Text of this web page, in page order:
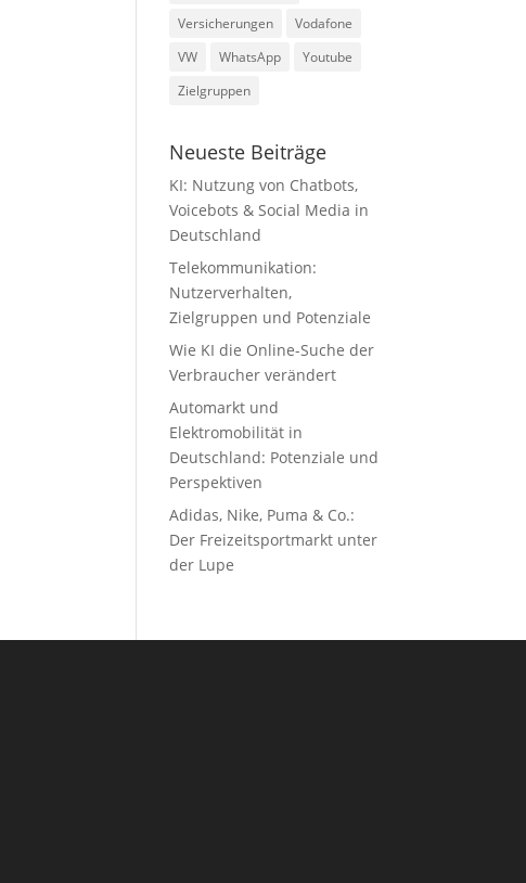
Versicherungen
Vodafone
VW
WhatsApp
Youtube
Zielgruppen
Neueste Beiträge
KI: Nutzung von Chatbots,
Voicebots & Social Media in
Deutschland
Telekommunikation:
Nutzerverhalten,
Zielgruppen und Potenziale
Wie KI die Online-Suche der
Verbraucher verändert
Automarkt und
Elektromobilität in
Deutschland: Potenziale und
Perspektiven
Adidas, Nike, Puma & Co.:
Der Freizeitsportmarkt unter
der Lupe